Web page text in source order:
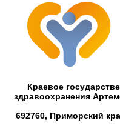
Краевое
здравоохранения
692760, Приморский